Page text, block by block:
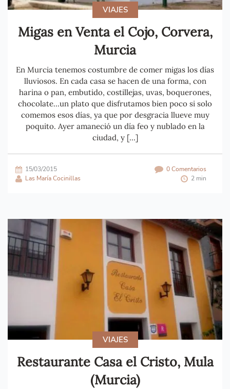
VIAJES
Migas en Venta el Cojo, Corvera,
Murcia
En Murcia tenemos costumbre de comer migas los días
lluviosos. En cada casa se hacen de una forma, con
harina o pan, embutido, costillejas, uvas, boquerones,
chocolate…un plato que disfrutamos bien poco si solo
comemos esos días, ya que por desgracia llueve muy
poquito. Ayer amaneció un día feo y nublado en la
ciudad, y […]
15/03/2015
0 Comentarios
Las María Cocinillas
2 min
VIAJES
Restaurante Casa el Cristo, Mula
(Murcia)